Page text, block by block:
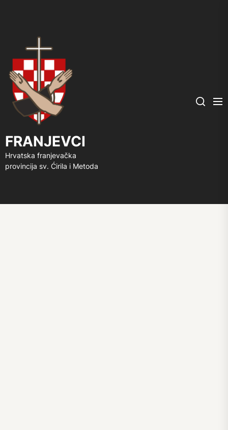
FRANJEVCI
Hrvatska franjevačka
provincija sv. Ćirila i Metoda
Search